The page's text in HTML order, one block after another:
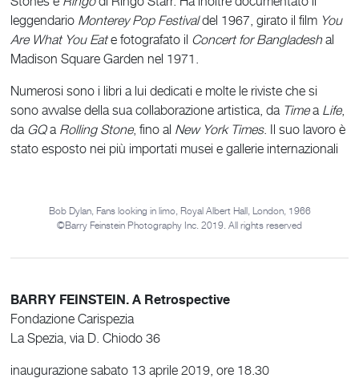
leggendario Monterey Pop Festivaldel 1967, girato il film You
Are What You Eate fotografato il Concert for Bangladeshal
Madison Square Garden nel 1971.
Numerosi sono i libri a lui dedicati e molte le riviste che si
sono avvalse della sua collaborazione artistica, da Timea Life,
da GQa Rolling Stone, fino al New York Times. Il suo lavoro è
stato esposto nei più importati musei e gallerie internazionali
Bob Dylan, Fans looking in limo, Royal Albert Hall, London, 1966
©Barry Feinstein Photography Inc. 2019. All rights reserved
BARRY FEINSTEIN. A Retrospective
Fondazione Carispezia
La Spezia, via D. Chiodo 36
inaugurazione sabato 13 aprile 2019, ore 18.30